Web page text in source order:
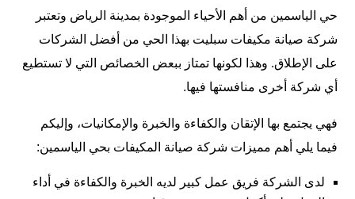
حي الياسمين من أهم الأحياء الموجودة بمدينة الرياض وتعتبر
شركة صيانة مكيفات سبليت بهذا الحي من أفضل الشركات
على الإطلاق. وهذا لكونها تمتاز ببعض الخصائص التي لا تستطيع
أي شركة أخرى منافستها فيها.
فهي يجتمع بها الإتقان والكفاءة والخبرة والإمكانيات، وإليكم
فيما يلي أهم مميزات شركة صيانة المكيفات بحي الياسمين:
لدى الشركة فريق عمل كبير لديه الخبرة والكفاءة في أداء